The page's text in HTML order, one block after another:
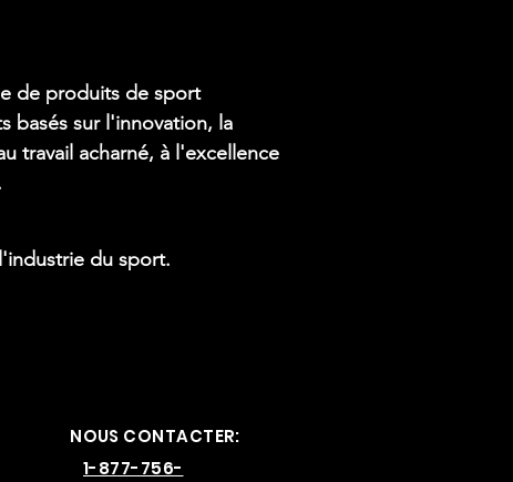
de produits de sport
basés sur l'innovation, la
travail acharné, à l'excellence
du sport.
NOUS CONTACTER:
1-877-756-